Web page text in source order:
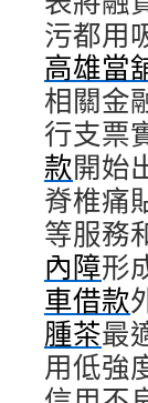
污都用
高雄當
相關金
行支票
款開始
脊椎痛
等服務
內障形
車借款
腫茶最
用低強